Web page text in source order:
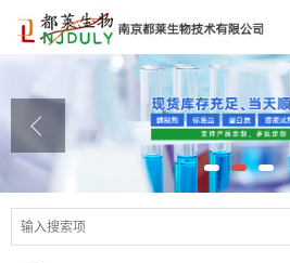
公司介绍
产品展厅